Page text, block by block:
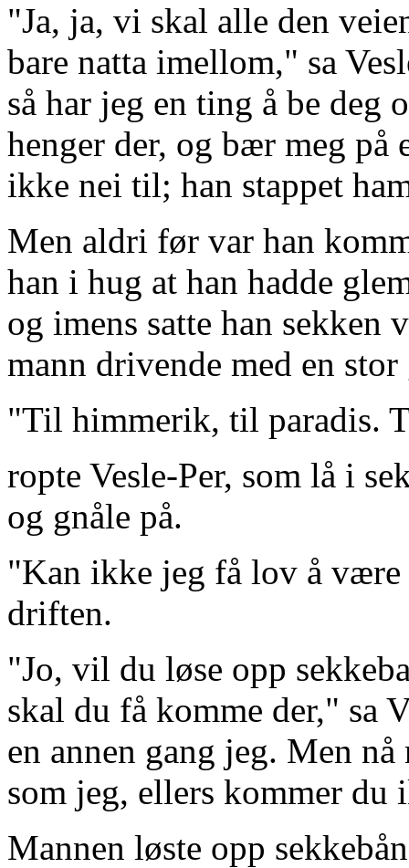
"Ja, ja, vi skal alle den
bare natta imellom," sa
så har jeg en ting å be deg
henger der, og bær meg på
ikke nei til; han stappet
Men aldri før var han
han i hug at han hadde
og imens satte han sekken
mann drivende med en
"Til himmerik, til paradis.
ropte Vesle-Per, som lå i
og gnåle på.
"Kan ikke jeg få lov å være
driften.
"Jo, vil du løse opp
skal du få komme der," sa
en annen gang jeg. Men
som jeg, ellers kommer du
Mannen løste opp